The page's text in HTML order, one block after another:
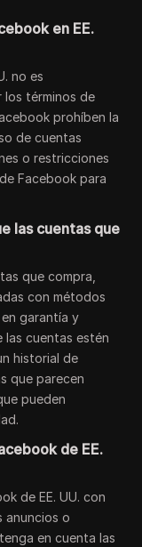
en EE.
no es
los términos de
prohíben la
de cuentas
o restricciones
Facebook para
las cuentas que
que compra,
con métodos
garantía y
cuentas estén
historial de
que parecen
pueden
de EE.
de EE. UU. con
anuncios o
en cuenta las